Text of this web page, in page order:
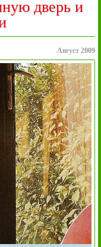
дверь и
Август 2009